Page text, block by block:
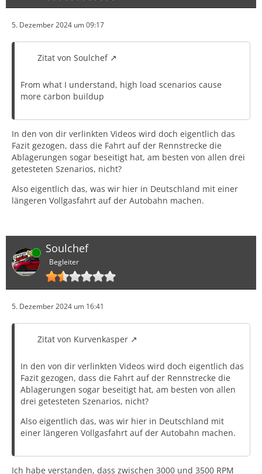
5. Dezember 2024 um 09:17
Zitat von Soulchef
From what I understand, high load scenarios cause
more carbon buildup
In den von dir verlinkten Videos wird doch eigentlich das
Fazit gezogen, dass die Fahrt auf der Rennstrecke die
Ablagerungen sogar beseitigt hat, am besten von allen drei
getesteten Szenarios, nicht?
Also eigentlich das, was wir hier in Deutschland mit einer
längeren Vollgasfahrt auf der Autobahn machen.
Online Soulchef
Begleiter
5. Dezember 2024 um 16:41
Zitat von Kurvenkasper
In den von dir verlinkten Videos wird doch eigentlich das
Fazit gezogen, dass die Fahrt auf der Rennstrecke die
Ablagerungen sogar beseitigt hat, am besten von allen
drei getesteten Szenarios, nicht?
Also eigentlich das, was wir hier in Deutschland mit
einer längeren Vollgasfahrt auf der Autobahn machen.
Ich habe verstanden, dass zwischen 3000 und 3500 RPM